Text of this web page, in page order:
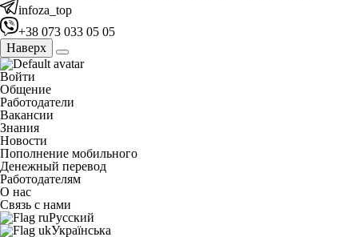
infoza_top
+38 073 033 05 05
Наверх
Войти
Общение
Работодатели
Вакансии
Знания
Новости
Пополнение мобильного
Денежный перевод
Работодателям
О нас
Связь с нами
Русский
Українська